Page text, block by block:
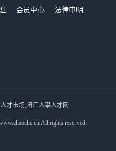
会员中心
法律申明
才市场,阳江人事人才网
All rights reserved.